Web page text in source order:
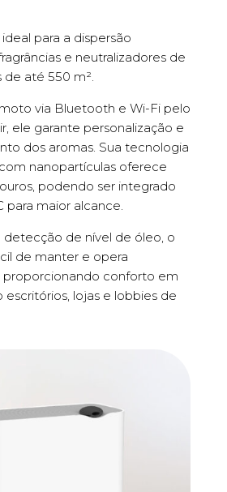
para a dispersão
e neutralizadores de
até 550 m².
via Bluetooth e Wi-Fi pelo
ele garante personalização e
dos aromas. Sua tecnologia
nanopartículas oferece
podendo ser integrado
para maior alcance.
detecção de nível de óleo, o
de manter e opera
proporcionando conforto em
lojas e lobbies de